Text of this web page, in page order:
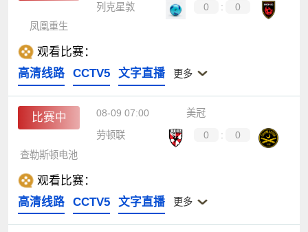
列克星敦
0 :
0
凤凰重生
观看比赛：
高清线路
CCTV5 文字直播 更多
比赛中 08-09 07:00
美冠
劳顿联
0 :
0
查勒斯顿电池
观看比赛：
高清线路
CCTV5 文字直播 更多